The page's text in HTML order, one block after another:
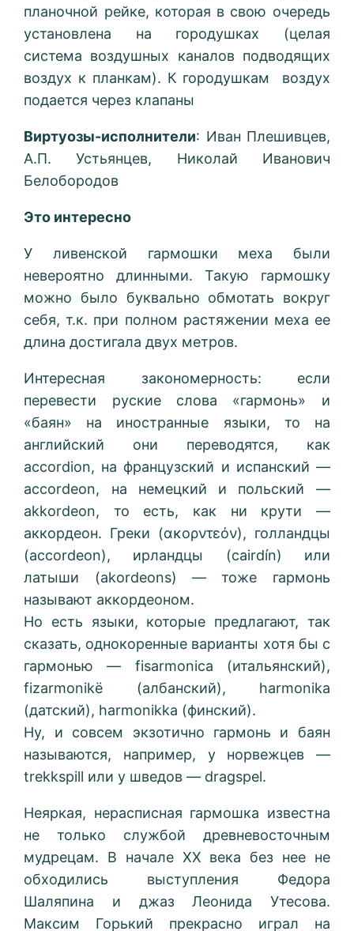
планочной рейке, которая в свою очередь
установлена на городушках (целая
система воздушных каналов подводящих
воздух к планкам). К городушкам воздух
подается через клапаны
Виртуозы-исполнители: Иван Плешивцев,
А.П. Устьянцев, Николай Иванович
Белобородов
Это интересно
У ливенской гармошки меха были
невероятно длинными. Такую гармошку
можно было буквально обмотать вокруг
себя, т.к. при полном растяжении меха ее
длина достигала двух метров.
Интересная закономерность: если
перевести руские слова «гармонь» и
«баян» на иностранные языки, то на
английский они переводятся, как
accordion, на французский и испанский —
accordeon, на немецкий и польский —
akkordeon, то есть, как ни крути —
аккордеон. Греки (ακορντεόν), голландцы
(accordeon), ирландцы (cairdín) или
латыши (akordeons) — тоже гармонь
называют аккордеоном.
Но есть языки, которые предлагают, так
сказать, однокоренные варианты хотя бы с
гармонью — fisarmonica (итальянский),
fizarmonikë (албанский), harmonika
(датский), harmonikka (финский).
Ну, и совсем экзотично гармонь и баян
называются, например, у норвежцев —
trekkspill или у шведов — dragspel.
Неяркая, нерасписная гармошка известна
не только службой древневосточным
мудрецам. В начале ХХ века без нее не
обходились выступления Федора
Шаляпина и джаз Леонида Утесова.
Максим Горький прекрасно играл на